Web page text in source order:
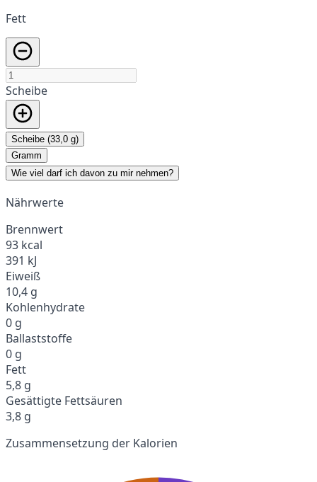
Fett
Scheibe
Scheibe (33,0 g)
Gramm
Wie viel darf ich davon zu mir nehmen?
Nährwerte
Brennwert
93 kcal
391 kJ
Eiweiß
10,4 g
Kohlenhydrate
0 g
Ballaststoffe
0 g
Fett
5,8 g
Gesättigte Fettsäuren
3,8 g
Zusammensetzung der Kalorien